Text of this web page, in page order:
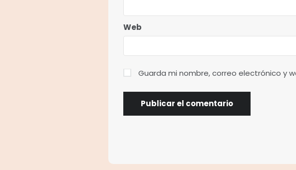
Web
Guarda mi nombre, correo electrónico y